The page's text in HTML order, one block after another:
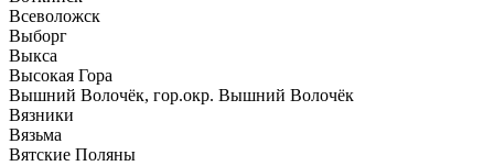
Всеволожск
Выборг
Выкса
Высокая Гора
Вышний Волочёк, гор.окр. Вышний Волочёк
Вязники
Вязьма
Вятские Поляны